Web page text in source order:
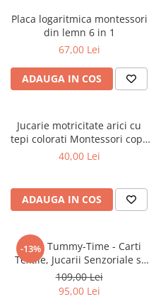
Corturi & Spatii de Joaca
Depozitare & Organizare Jucarii
Masinute Electrice
Role si Skateboard
Joaca de Vara & Apa
Piscina & Joaca cu Apa
Jucarii pentru Plaja
Joaca in Aer Liber
Toate Jucariile pentru Copii
Jucarii Educative & Invatare
Jucarii Interactive & Sensoriale
Jucarii pentru Bebe (0–2 ani)
Placa logaritmica montessori
din lemn 6 in 1
67,00 Lei
ADAUGA IN COS
Jucarie motricitate arici cu
tepi colorati Montessori copii
12 luni+
40,00 Lei
ADAUGA IN COS
-13%
Perna Tummy-Time - Carti
Textile, Jucarii Senzoriale si
sunete - albastru
109,00 Lei
95,00 Lei